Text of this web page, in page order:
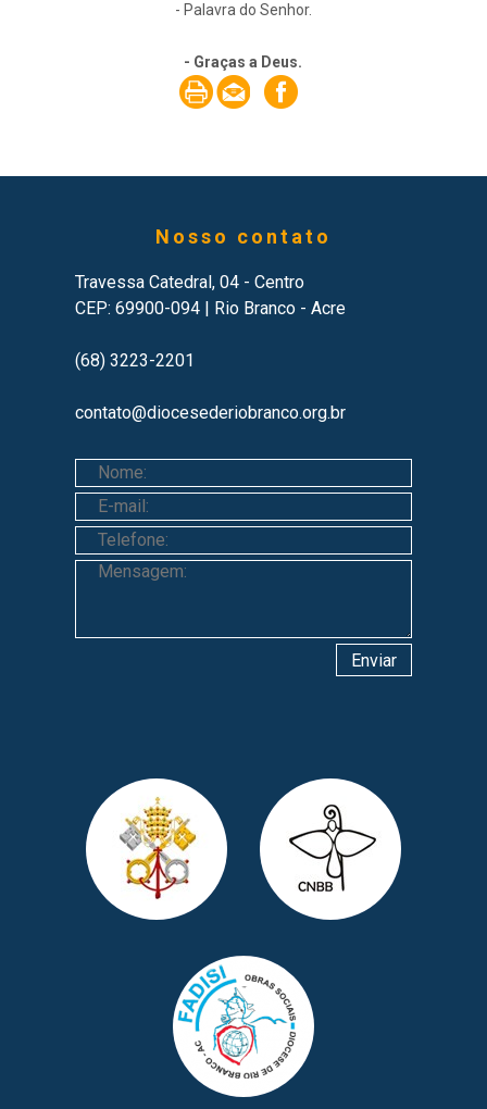
- Palavra do Senhor.
- Graças a Deus.
Nosso contato
Travessa Catedral, 04 - Centro
CEP: 69900-094 | Rio Branco - Acre
(68) 3223-2201
contato@diocesederiobranco.org.br